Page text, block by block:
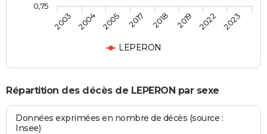
LEPERON
2003 2004 2005 2017 2018 2019 2022 2023
0,75
Répartition des décès de LEPERON par sexe
Données exprimées en nombre de décès (source :
Insee)